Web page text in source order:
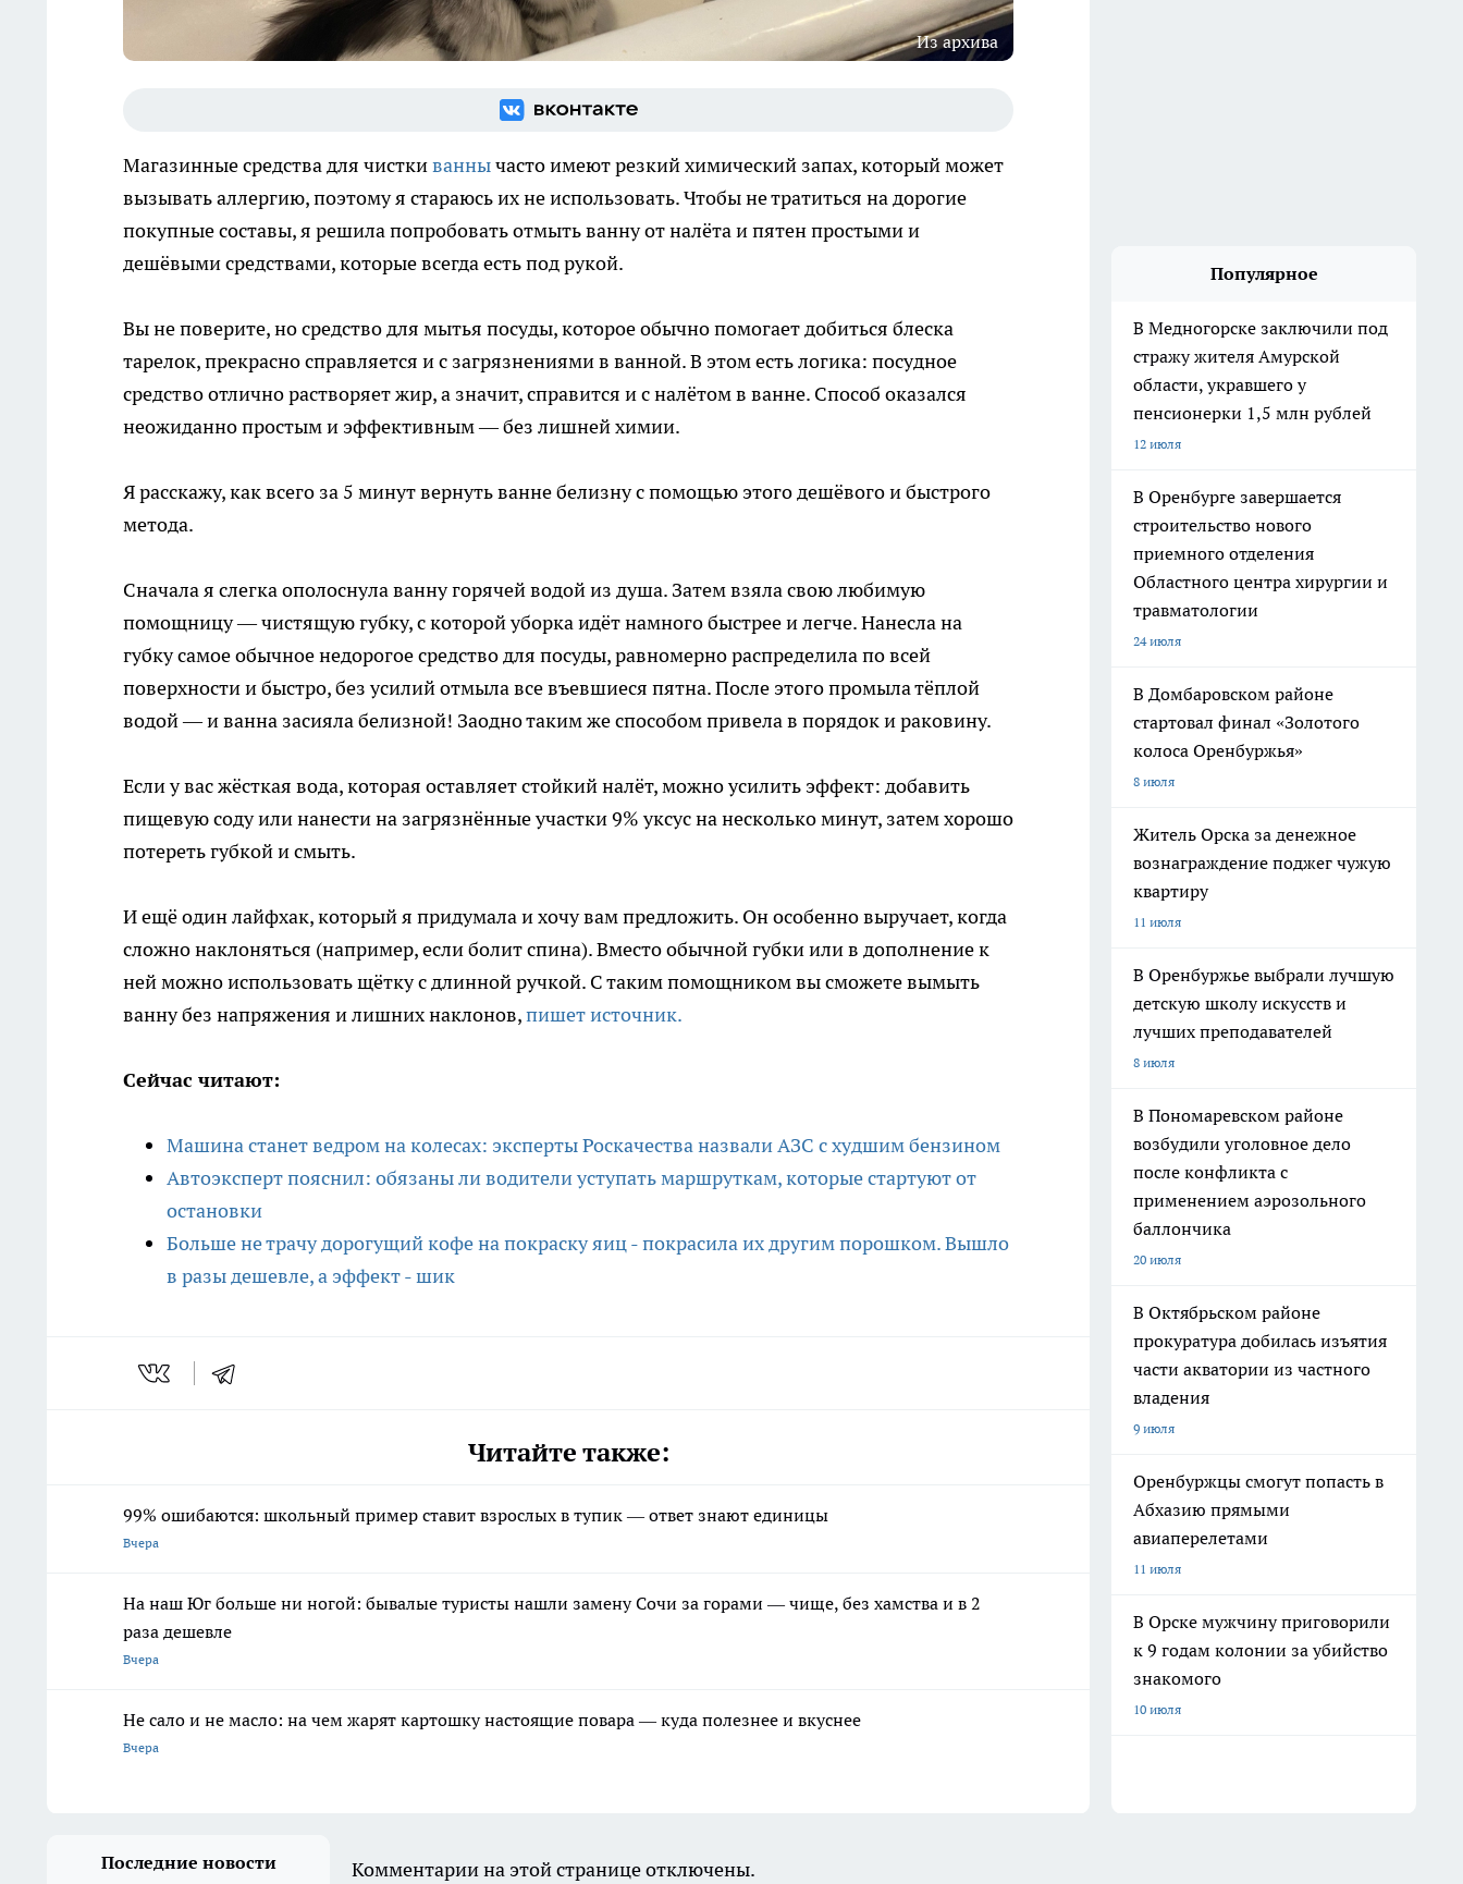
Из архива
Магазинные средства для чисткиваннычасто имеют резкий химический запах, который может
вызывать аллергию, поэтому я стараюсь их не использовать. Чтобы не тратиться на дорогие
покупные составы, я решила попробовать отмыть ванну от налёта и пятен простыми и
дешёвыми средствами, которые всегда есть под рукой.
Вы не поверите, но средство для мытья посуды, которое обычно помогает добиться блеска
тарелок, прекрасно справляется и с загрязнениями в ванной. В этом есть логика: посудное
средство отлично растворяет жир, а значит, справится и с налётом в ванне. Способ оказался
неожиданно простым и эффективным — без лишней химии.
Я расскажу, как всего за 5 минут вернуть ванне белизну с помощью этого дешёвого и быстрого
метода.
Сначала я слегка ополоснула ванну горячей водой из душа. Затем взяла свою любимую
помощницу — чистящую губку, с которой уборка идёт намного быстрее и легче. Нанесла на
губку самое обычное недорогое средство для посуды, равномерно распределила по всей
поверхности и быстро, без усилий отмыла все въевшиеся пятна. После этого промыла тёплой
водой — и ванна засияла белизной! Заодно таким же способом привела в порядок и раковину.
Если у вас жёсткая вода, которая оставляет стойкий налёт, можно усилить эффект: добавить
пищевую соду или нанести на загрязнённые участки 9% уксус на несколько минут, затем хорошо
потереть губкой и смыть.
И ещё один лайфхак, который я придумала и хочу вам предложить. Он особенно выручает, когда
сложно наклоняться (например, если болит спина). Вместо обычной губки или в дополнение к
ней можно использовать щётку с длинной ручкой. С таким помощником вы сможете вымыть
ванну без напряжения и лишних наклонов,пишет источник.
Сейчас читают:
Машина станет ведром на колесах: эксперты Роскачества назвали АЗС с худшим бензином
Автоэксперт пояснил: обязаны ли водители уступать маршруткам, которые стартуют от
остановки
Больше не трачу дорогущий кофе на покраску яиц - покрасила их другим порошком. Вышло
в разы дешевле, а эффект - шик
Читайте также:
99% ошибаются: школьный пример ставит взрослых в тупик — ответ знают единицы
Вчера
На наш Юг больше ни ногой: бывалые туристы нашли замену Сочи за горами — чище, без хамства и в 2
раза дешевле
Вчера
Не сало и не масло: на чем жарят картошку настоящие повара — куда полезнее и вкуснее
Вчера
Популярное
В Медногорске заключили под
стражу жителя Амурской
области, укравшего у
пенсионерки 1,5 млн рублей
12 июля
В Оренбурге завершается
строительство нового
приемного отделения
Областного центра хирургии и
травматологии
24 июля
В Домбаровском районе
стартовал финал «Золотого
колоса Оренбуржья»
8 июля
Житель Орска за денежное
вознаграждение поджег чужую
квартиру
11 июля
В Оренбуржье выбрали лучшую
детскую школу искусств и
лучших преподавателей
8 июля
В Пономаревском районе
возбудили уголовное дело
после конфликта с
применением аэрозольного
баллончика
20 июля
В Октябрьском районе
прокуратура добилась изъятия
части акватории из частного
владения
9 июля
Оренбуржцы смогут попасть в
Абхазию прямыми
авиаперелетами
11 июля
В Орске мужчину приговорили
к 9 годам колонии за убийство
знакомого
10 июля
Последние новости Комментарии на этой странице отключены.